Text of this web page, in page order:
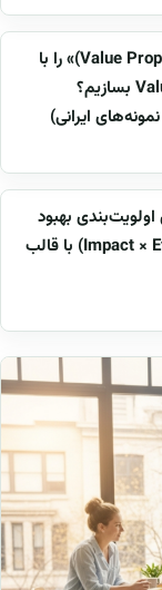
چگونه «پیشنهاد ارزش (Value Proposition)» را با
روش Value Proposition Canvas بسازیم؟
بهبود
تجربه مشتری» (Impact × Effort × Reach) با قالب